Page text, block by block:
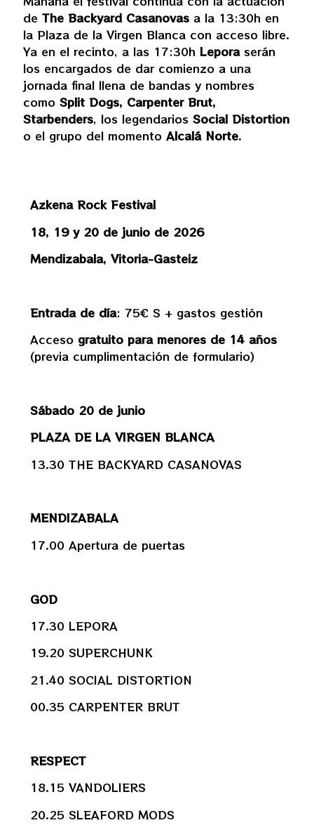
deThe Backyard Casanovas a la 13:30h en
la Plaza de la Virgen Blanca con acceso libre.
Ya en el recinto, a las 17:30h Lepora serán
los encargados de dar comienzo a una
jornada final llena de bandas y nombres
comoSplit Dogs, Carpenter Brut,
Starbenders, los legendarios Social Distortion
o el grupo del momentoAlcalá Norte.
Azkena Rock Festival
18, 19 y 20 de junio de 2026
Mendizabala, Vitoria-Gasteiz
Entrada de día: 75€ S + gastos gestión
Acceso gratuito para menores de 14 años
(previa cumplimentación de formulario)
Sábado 20 de junio
PLAZA DE LA VIRGEN BLANCA
13.30 THE BACKYARD CASANOVAS
MENDIZABALA
17.00 Apertura de puertas
GOD
17.30 LEPORA
19.20 SUPERCHUNK
21.40 SOCIAL DISTORTION
00.35 CARPENTER BRUT
RESPECT
18.15 VANDOLIERS
20.25 SLEAFORD MODS